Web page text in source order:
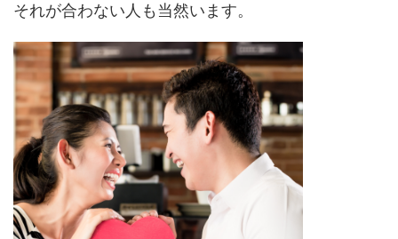
それが合わない人も当然います。